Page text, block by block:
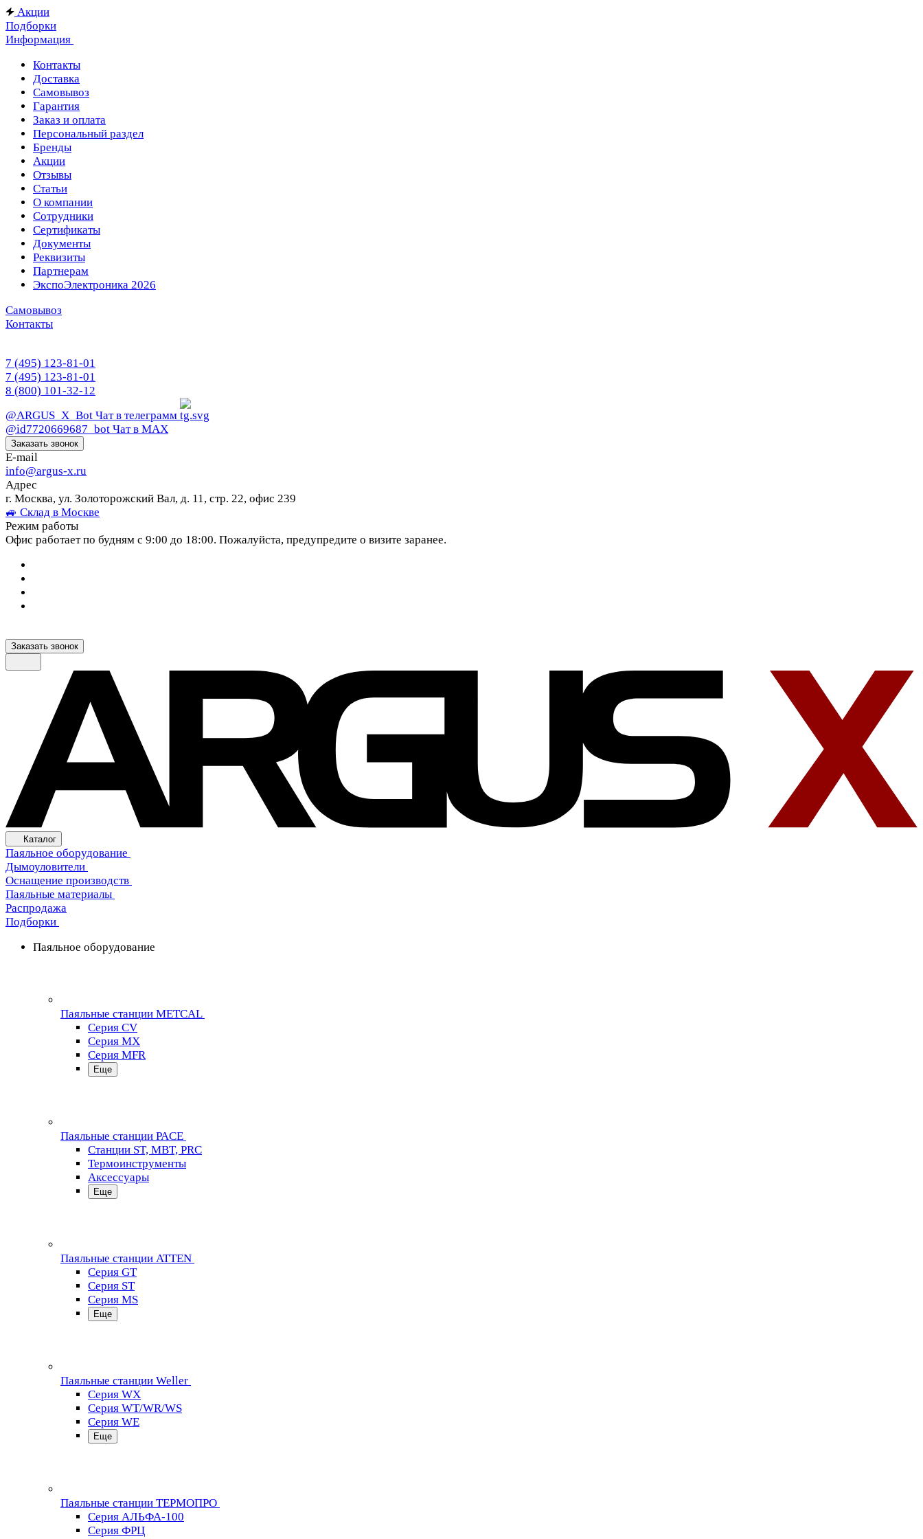
Акции
Подборки
Информация
Контакты
Доставка
Самовывоз
Гарантия
Заказ и оплата
Персональный раздел
Бренды
Акции
Отзывы
Статьи
О компании
Сотрудники
Сертификаты
Документы
Реквизиты
Партнерам
ЭкспоЭлектроника 2026
Самовывоз
Контакты
7 (495) 123-81-01
7 (495) 123-81-01
8 (800) 101-32-12
@ARGUS_X_Bot Чат в телеграмм
@id7720669687_bot Чат в МАХ
Заказать звонок
E-mail
info@argus-x.ru
Адрес
г. Москва, ул. Золоторожский Вал, д. 11, стр. 22, офис 239
🚙 Склад в Москве
Режим работы
Офис работает по будням с 9:00 до 18:00. Пожалуйста, предупредите о визите заранее.
Заказать звонок
Каталог
Паяльное оборудование
Дымоуловители
Оснащение производств
Паяльные материалы
Распродажа
Подборки
Паяльное оборудование
Паяльные станции METCAL
Серия CV
Серия MX
Серия MFR
Еще
Паяльные станции PACE
Станции ST, MBT, PRC
Термоинструменты
Аксессуары
Еще
Паяльные станции ATTEN
Серия GT
Серия ST
Серия MS
Еще
Паяльные станции Weller
Серия WX
Серия WT/WR/WS
Серия WE
Еще
Паяльные станции ТЕРМОПРО
Серия АЛЬФА-100
Серия ФРЦ